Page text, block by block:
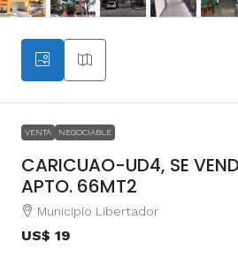
VENTA NEGOCIABLE
CARICUAO-UD4, SE
APTO. 66MT2
Municipio Libertador
US$ 19